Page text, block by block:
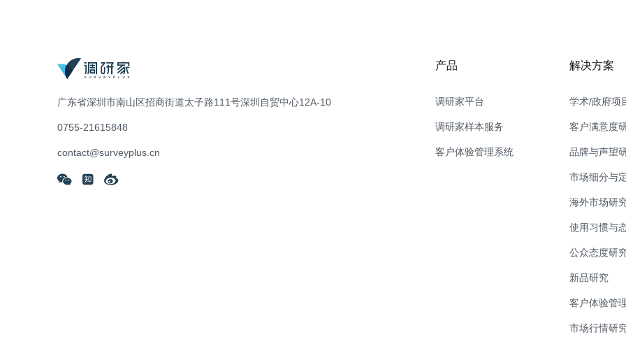
广东省深圳市南山区招商街道太子路111号深圳自贸中心12A-10
0755-21615848
contact@surveyplus.cn
产品
调研家平台
调研家样本服务
客户体验管理系统
解决方案
学术/政府项
客户满意度
品牌与声望
市场细分与
海外市场研
使用习惯与
公众态度研
新品研究
客户体验管
市场行情研